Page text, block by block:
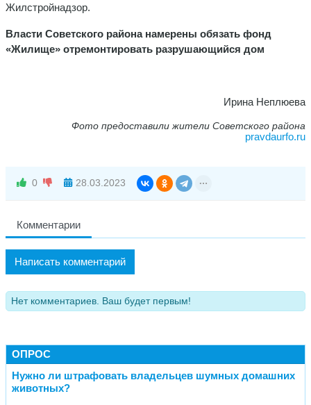
Жилстройнадзор.
Власти Советского района намерены обязать фонд
«Жилище» отремонтировать разрушающийся дом
Ирина Неплюева
Фото предоставили жители Советского района
pravdaurfo.ru
0 28.03.2023
Комментарии
Написать комментарий
Нет комментариев. Ваш будет первым!
ОПРОС
Нужно ли штрафовать владельцев шумных домашних
животных?